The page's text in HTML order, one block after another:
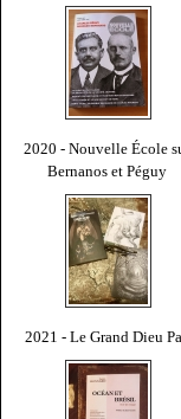
2020 - Nouvelle École
Bernanos et Péguy
2021 - Le Grand Dieu